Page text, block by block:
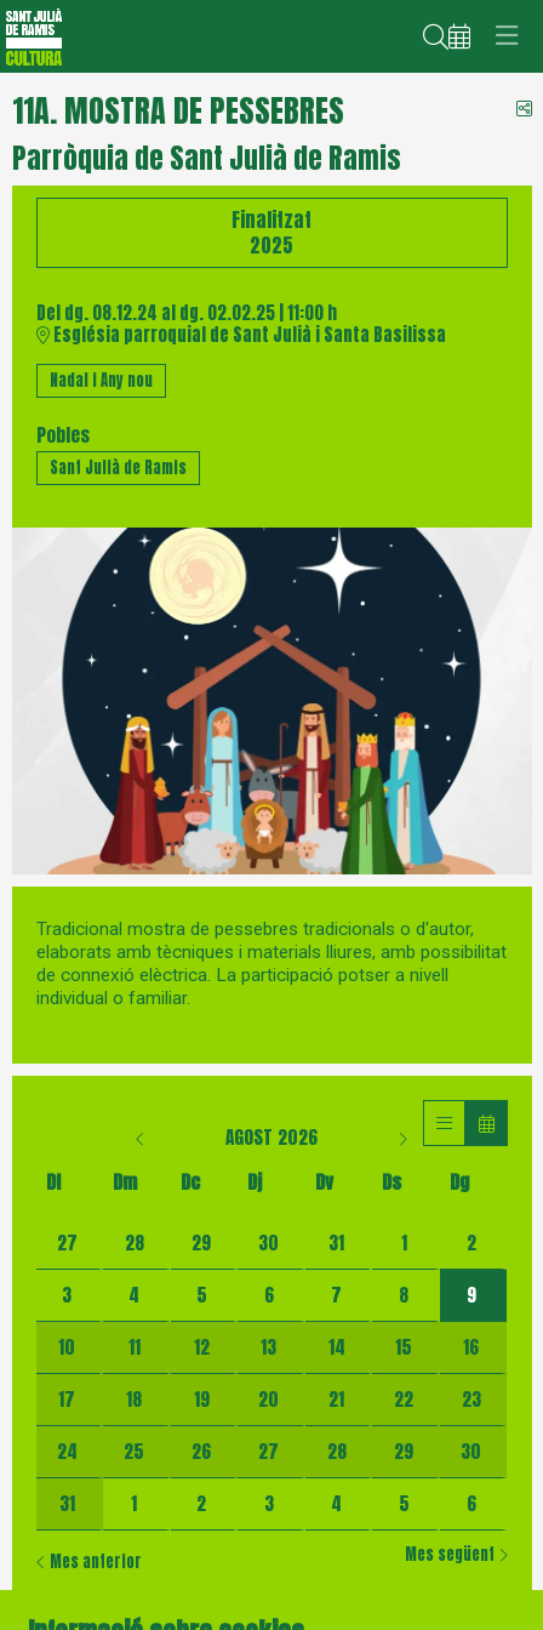
Cerca
11A. MOSTRA DE PESSEBRES
Parròquia de Sant Julià de Ramis
Finalitzat
2025
Del dg. 08.12.24 al dg. 02.02.25| 11:00 h
Església parroquial de Sant Julià i Santa Basilissa
Nadal i Any nou
Pobles
Sant Julià de Ramis
Diapositiva 1 de 1
Tradicional mostra de pessebres tradicionals o d'autor,
elaborats amb tècniques i materials lliures, amb possibilitat
de connexió elèctrica. La participació potser a nivell
individual o familiar.
AGOST 2026
Dl
Dm Dc Dj Dv Ds
Dg
No hi ha cap activitat aquest mes
27 28 29 30 31 1
2
3
4 5 6 7 8
9
10
11 12 13 14 15
16
17
18 19 20 21 22
23
24
25 26 27 28 29
30
31
1 2 3 4 5 6
Mes anterior Mes següent